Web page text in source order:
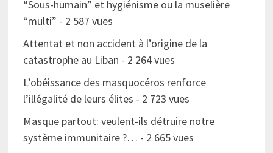
“Sous-humain” et hygiénisme ou la muselière
“multi” - 2 587 vues
Attentat et non accident à l’origine de la
catastrophe au Liban - 2 264 vues
L’obéissance des masquocéros renforce
l’illégalité de leurs élites - 2 723 vues
Masque partout: veulent-ils détruire notre
système immunitaire ?… - 2 665 vues